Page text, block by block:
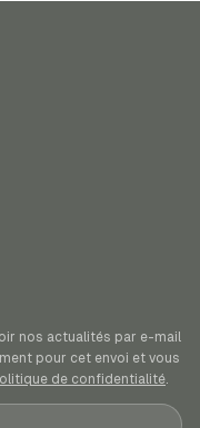
nos actualités par e-mail
pour cet envoi et vous
de confidentialité.